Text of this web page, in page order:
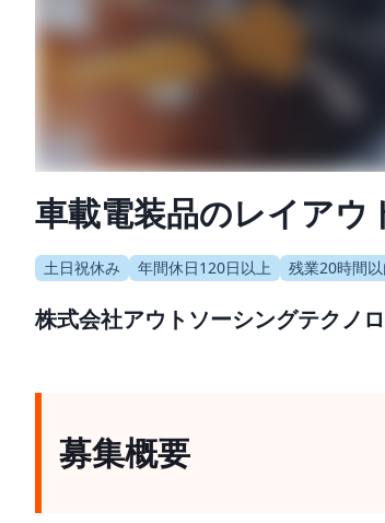
車載電装品のレイアウ
土日祝休み 年間休日120日以上 残業20時間
株式会社アウトソーシングテクノ
募集概要